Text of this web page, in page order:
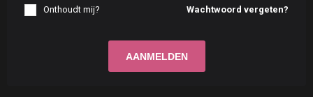
Wachtwoord vergeten?
Onthoudt mij?